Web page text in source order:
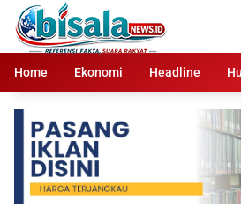
Langsung
konten
Home
Ekonomi Headline